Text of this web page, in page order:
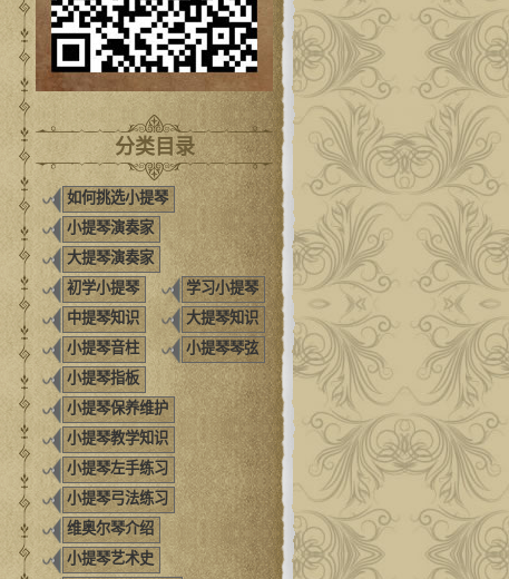
分类目录
如何挑选小提琴
小提琴演奏家
大提琴演奏家
初学小提琴
学习小提琴
中提琴知识
大提琴知识
小提琴音柱
小提琴琴弦
小提琴指板
小提琴保养维护
小提琴教学知识
小提琴左手练习
小提琴弓法练习
维奥尔琴介绍
小提琴艺术史